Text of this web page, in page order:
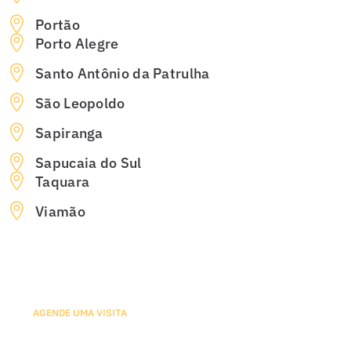
Portão
Porto Alegre
Santo Antônio da Patrulha
São Leopoldo
Sapiranga
Sapucaia do Sul
Taquara
Viamão
AGENDE UMA VISITA